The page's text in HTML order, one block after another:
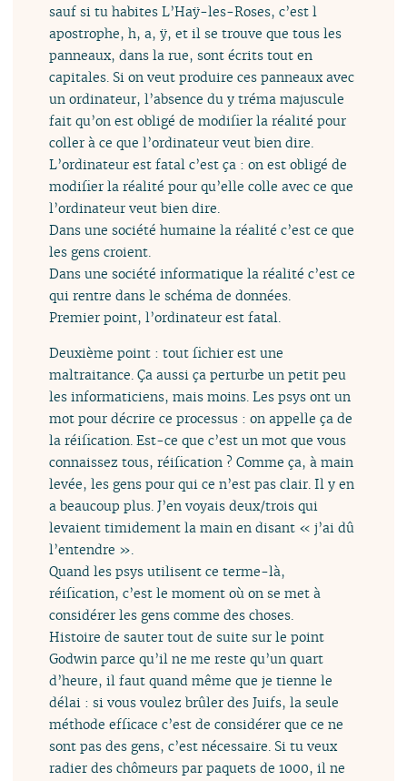
sauf si tu habites L’Haÿ-les-Roses, c’est l
apostrophe, h, a, ÿ, et il se trouve que tous les
panneaux, dans la rue, sont écrits tout en
capitales. Si on veut produire ces panneaux avec
un ordinateur, l’absence du y tréma majuscule
fait qu’on est obligé de modifier la réalité pour
coller à ce que l’ordinateur veut bien dire.
L’ordinateur est fatal c’est ça : on est obligé de
modifier la réalité pour qu’elle colle avec ce que
l’ordinateur veut bien dire.
Dans une société humaine la réalité c’est ce que
les gens croient.
Dans une société informatique la réalité c’est ce
qui rentre dans le schéma de données.
Premier point, l’ordinateur est fatal.
Deuxième point : tout fichier est une
maltraitance. Ça aussi ça perturbe un petit peu
les informaticiens, mais moins. Les psys ont un
mot pour décrire ce processus : on appelle ça de
la réification. Est-ce que c’est un mot que vous
connaissez tous, réification ? Comme ça, à main
levée, les gens pour qui ce n’est pas clair. Il y en
a beaucoup plus. J’en voyais deux/trois qui
levaient timidement la main en disant « j’ai dû
l’entendre ».
Quand les psys utilisent ce terme-là,
réification, c’est le moment où on se met à
considérer les gens comme des choses.
Histoire de sauter tout de suite sur le point
Godwin parce qu’il ne me reste qu’un quart
d’heure, il faut quand même que je tienne le
délai : si vous voulez brûler des Juifs, la seule
méthode efficace c’est de considérer que ce ne
sont pas des gens, c’est nécessaire. Si tu veux
radier des chômeurs par paquets de 1000, il ne